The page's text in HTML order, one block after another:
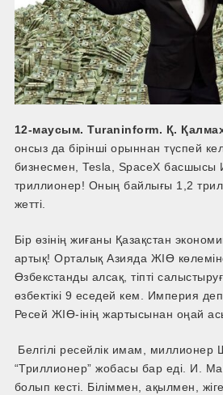
12-маусым. Turaninform. Қ.
онсыз да бірінші орыннан түспей
бизнесмен, Tesla, SpaceX басшысы
триллионер! Оның байлығы 1,2
жетті.
Бір өзінің жиғаны Қазақстан
артық! Орталық Азияда ЖІӨ
Өзбекстанды алсақ, тіпті
өзбектікі 9 еседей кем. Империя деп
Ресей ЖІӨ-інің жартысынан оңай
Белгілі ресейлік имам, миллионер
“Триллионер” жобасы бар еді. И.
болып кесті. Біліммен, ақылмен,